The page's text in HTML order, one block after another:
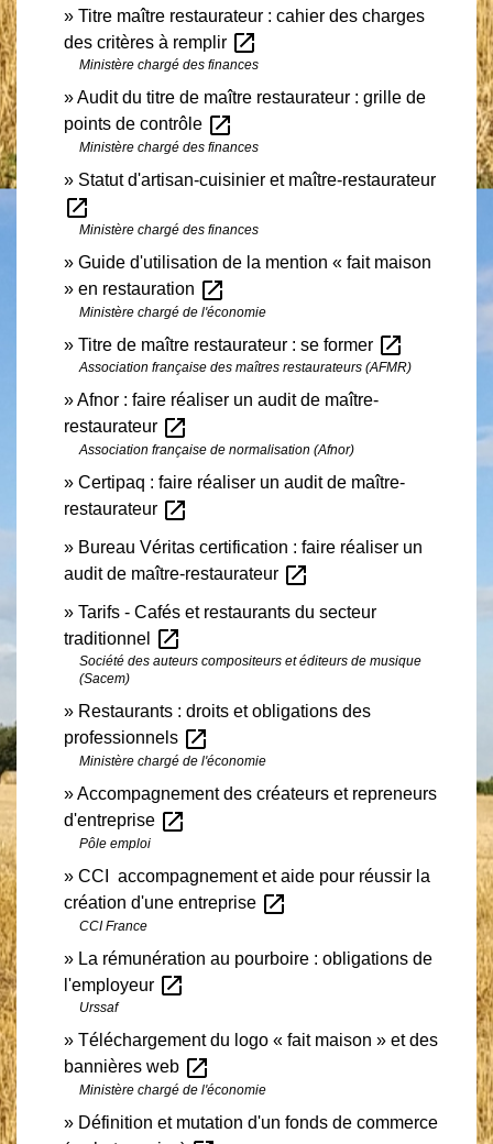
Titre maître restaurateur : cahier des charges
des critères à remplir open_in_new
Ministère chargé des finances
Audit du titre de maître restaurateur : grille de
points de contrôle open_in_new
Ministère chargé des finances
Statut d'artisan-cuisinier et maître-restaurateur
open_in_new
Ministère chargé des finances
Guide d'utilisation de la mention « fait maison
» en restauration open_in_new
Ministère chargé de l'économie
Titre de maître restaurateur : se former open_in_new
Association française des maîtres restaurateurs (AFMR)
Afnor : faire réaliser un audit de maître-
restaurateur open_in_new
Association française de normalisation (Afnor)
Certipaq : faire réaliser un audit de maître-
restaurateur open_in_new
Bureau Véritas certification : faire réaliser un
audit de maître-restaurateur open_in_new
Tarifs - Cafés et restaurants du secteur
traditionnel
open_in_new
Société des auteurs compositeurs et éditeurs de musique
(Sacem)
Restaurants : droits et obligations des
professionnels open_in_new
Ministère chargé de l'économie
Accompagnement des créateurs et repreneurs
d'entreprise open_in_new
Pôle emploi
CCI accompagnement et aide pour réussir la
création d'une entreprise open_in_new
CCI France
La rémunération au pourboire : obligations de
l'employeur open_in_new
Urssaf
Téléchargement du logo « fait maison » et des
bannières web open_in_new
Ministère chargé de l'économie
Définition et mutation d'un fonds de commerce